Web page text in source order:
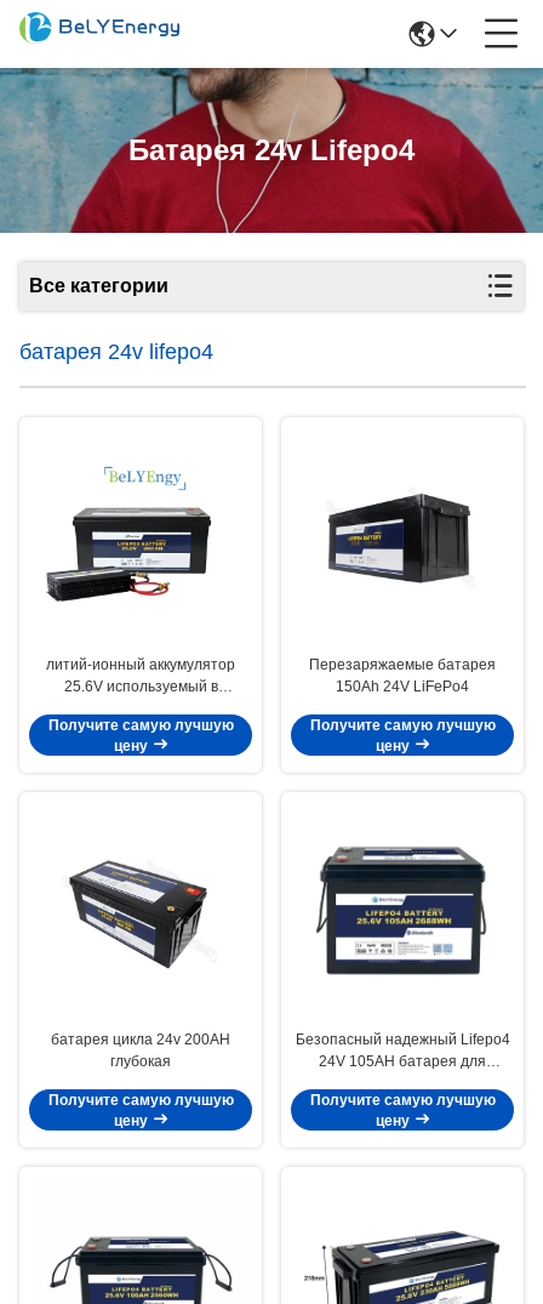
Батарея 24v Lifepo4
Все категории
батарея 24v lifepo4
литий-ионный аккумулятор
25.6V используемый в
Получите самую лучшую
цену
Перезаряжаемые батарея
150Ah 24V LiFePo4
Получите самую лучшую
цену
батарея цикла 24v 200AH
глубокая
Получите самую лучшую
цену
Безопасный надежный Lifepo4
24V 105AH батарея для
система энергетики морской
Получите самую лучшую
цену